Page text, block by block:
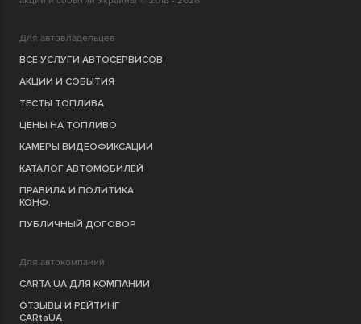
Для автовладельцев
ВСЕ УСЛУГИ АВТОСЕРВИСОВ
АКЦИИ И СОБЫТИЯ
ТЕСТЫ ТОПЛИВА
ЦЕНЫ НА ТОПЛИВО
КАМЕРЫ ВИДЕОФИКСАЦИИ
КАТАЛОГ АВТОМОБИЛЕЙ
ПРАВИЛА И ПОЛИТИКА
КОНФ.
ПУБЛИЧНЫЙ ДОГОВОР
Для автокомпаний
CARTA.UA ДЛЯ КОМПАНИИ
ОТЗЫВЫ И РЕЙТИНГ
CARtaUA